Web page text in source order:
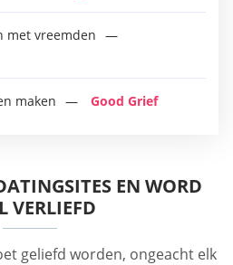
met vreemden
maken Good Grief
EN WORD
VERLIEFD
geliefd worden, ongeacht elk